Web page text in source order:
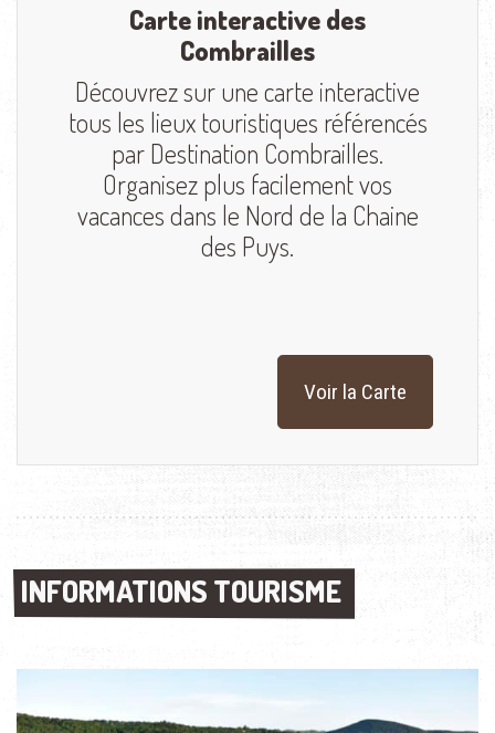
Carte interactive des
Combrailles
Découvrez sur une carte interactive
tous les lieux touristiques référencés
par Destination Combrailles.
Organisez plus facilement vos
vacances dans le Nord de la Chaine
des Puys.
Voir la Carte
INFORMATIONS TOURISME
INFORMATIONS TOURISME